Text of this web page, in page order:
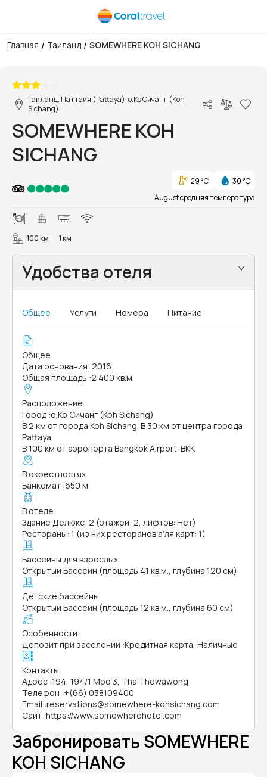
Главная / Таиланд / SOMEWHERE KOH SICHANG
Таиланд, Паттайя (Pattaya), о.Ко Сичанг (Koh
Sichang)
SOMEWHERE KOH
SICHANG
29 °C
30 °C
August средняя температура
100 км 1 км
Удобства отеля
Общее Услуги Номера Питание
Общее
Дата основания :2016
Общая площадь :2 400 кв.м.
Расположение
Город :о.Ко Сичанг (Koh Sichang)
В 2 км от города Koh Sichang. В 30 км от центра города
Pattaya
В 100 км от аэропорта Bangkok Airport-BKK
В окрестностях
Банкомат :650 м
В отеле
Здание Делюкс: 2 (этажей: 2, лифтов: Нет)
Рестораны: 1 (из них ресторанов а’ля карт: 1)
Бассейны для взрослых
Открытый Бассейн (площадь 41 кв.м., глубина 120 см)
Детские бассейны
Открытый Бассейн (площадь 12 кв.м., глубина 60 см)
Особенности
Депозит при заселении :Кредитная карта, Наличные
Контакты
Адрес :194, 194/1 Moo 3, Tha Thewawong
Телефон :+(66) 038109400
Email :reservations@somewhere-kohsichang.com
Сайт :https://www.somewherehotel.com
Забронировать SOMEWHERE
KOH SICHANG